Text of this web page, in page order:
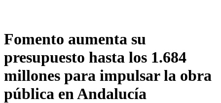
Fomento aumenta su
presupuesto hasta los 1.684
millones para impulsar la obra
pública en Andalucía